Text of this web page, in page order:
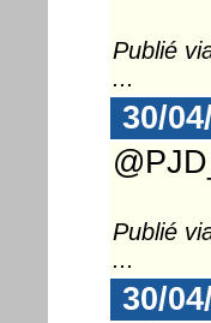
Publié
...
30/
Publié
...
30/